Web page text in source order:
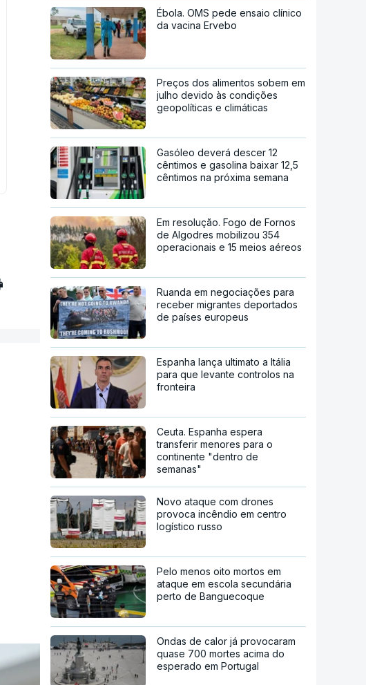
Ébola. OMS pede ensaio clínico
da vacina Ervebo
Preços dos alimentos sobem em
julho devido às condições
geopolíticas e climáticas
Gasóleo deverá descer 12
cêntimos e gasolina baixar 12,5
cêntimos na próxima semana
Em resolução. Fogo de Fornos
de Algodres mobilizou 354
operacionais e 15 meios aéreos
Ruanda em negociações para
receber migrantes deportados
de países europeus
Espanha lança ultimato a Itália
para que levante controlos na
fronteira
Ceuta. Espanha espera
transferir menores para o
continente "dentro de
semanas"
Novo ataque com drones
provoca incêndio em centro
logístico russo
Pelo menos oito mortos em
ataque em escola secundária
perto de Banguecoque
Ondas de calor já provocaram
quase 700 mortes acima do
esperado em Portugal